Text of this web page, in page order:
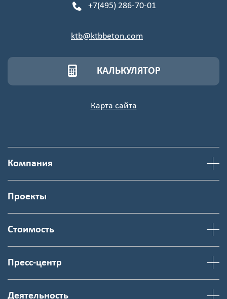
+7(495) 286-70-01
ktb@ktbbeton.com
КАЛЬКУЛЯТОР
Карта сайта
Компания
Проекты
Стоимость
Пресс-центр
Деятельность